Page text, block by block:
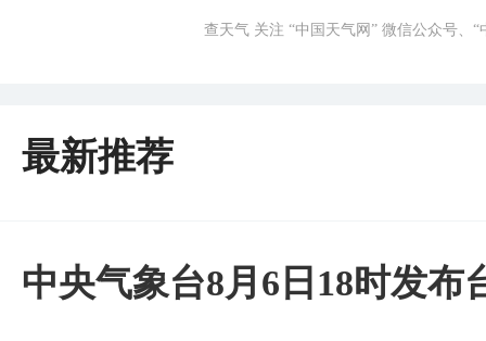
查天气 关注 “中国天气网” 微信公众号、
最新推荐
中央气象台8月6日18时发布